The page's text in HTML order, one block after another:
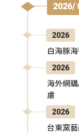
2026/
2026
白海豚
2026
海外網
慮
2026
台東窯